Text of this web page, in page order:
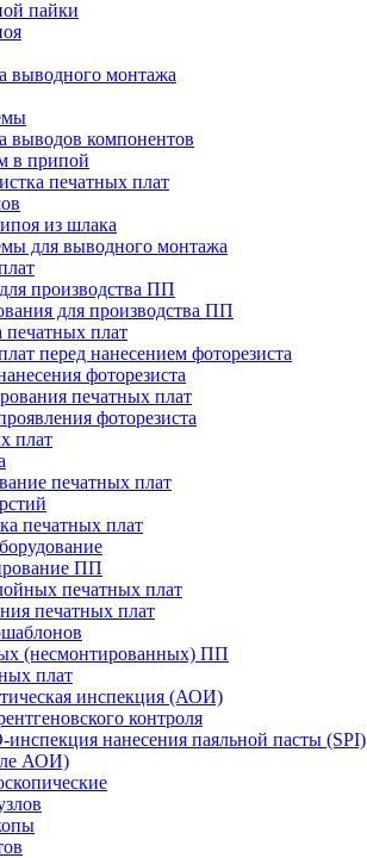
пайки
выводного монтажа
выводов компонентов
в припой
печатных плат
из шлака
для выводного монтажа
производства ПП
для производства ПП
печатных плат
перед нанесением фоторезиста
фоторезиста
печатных плат
фоторезиста
плат
печатных плат
печатных плат
ПП
печатных плат
печатных плат
(несмонтированных) ПП
плат
инспекция (АОИ)
контроля
инспекция нанесения паяльной пасты (SPI)
АОИ)